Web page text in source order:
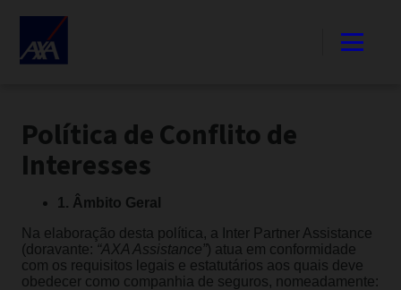
Política de Conflito de
Interesses
1. Âmbito Geral
Na elaboração desta política, a Inter Partner Assistance
(doravante: “AXA Assistance”) atua em conformidade
com os requisitos legais e estatutários aos quais deve
obedecer como companhia de seguros, nomeadamente: